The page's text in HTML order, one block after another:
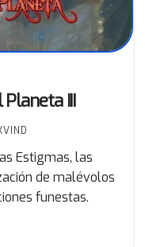
III
Estigmas, las
de malévolos
funestas.